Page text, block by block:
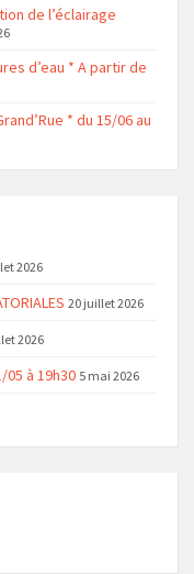
de l’éclairage
d’eau * A partir de
* du 15/06 au
2026
20 juillet 2026
2026
05 à 19h30 5 mai 2026